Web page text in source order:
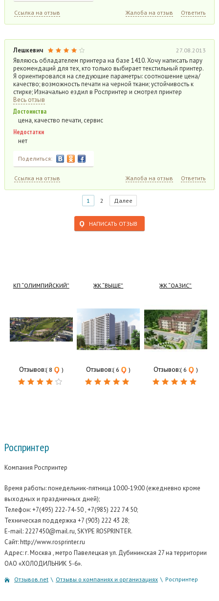
Ссылка на отзыв Жалоба на отзыв Ответить
Лешкевич 27.08.2013
Являюсь обладателем принтера на базе 1410. Хочу написать пару
рекомендаций для тех, кто только выбирает текстильный принтер.
Я ориентировался на следующие параметры: соотношение цена/
качество; возможность печати на черной ткани; устойчивость к
стирке; Изначально ездил в Роспринтер и смотрел принтер
Весь отзыв
Достоинства
цена, качество печати, сервис
Недостатки
нет
Поделиться:
Ссылка на отзыв Жалоба на отзыв Ответить
1 2 Далее
НАПИСАТЬ ОТЗЫВ
КП “ОЛИМПИЙСКИЙ”
Отзывов:( 8 )
ЖК “ВЫШЕ”
Отзывов:( 6 )
ЖК “ОАЗИС”
Отзывов:( 6 )
Роспринтер
Компания Роспринтер
Время работы: понедельник-пятница 10:00-19:00 (ежедневно кроме
выходных и праздничных дней);
Телефон: +7(495) 222-74-50 , +7(985) 222 74 50;
Техническая поддержка +7 (903) 222 43 28;
E-mail: 2227450@mail.ru, SKYPE ROSPRINTER.
Сайт: http://www.rosprinter.ru
Адрес: г. Москва , метро Павелецкая ул. Дубининская 27 на территории
ОАО «ХОЛОДИЛЬНИК 5-6».
Отзывов.net \ Отзывы о компаниях и организациях \ Роспринтер